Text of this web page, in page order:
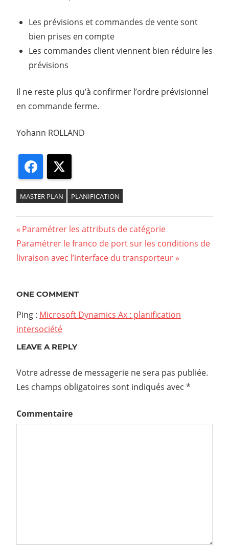
Les prévisions et commandes de vente sont
bien prises en compte
Les commandes client viennent bien réduire les
prévisions
Il ne reste plus qu’à confirmer l’ordre prévisionnel
en commande ferme.
Yohann ROLLAND
Facebook
MASTER PLAN PLANIFICATION
Navigation
de
Previous
Post:
Paramétrer les attributs de catégorie
Next
Post:
Paramétrer le franco de port sur les conditions de
livraison avec l’interface du transporteur
ONE COMMENT
Ping : Microsoft Dynamics Ax : planification
intersociété
LEAVE A REPLY
Votre adresse de messagerie ne sera pas publiée.
Les champs obligatoires sont indiqués avec *
Commentaire